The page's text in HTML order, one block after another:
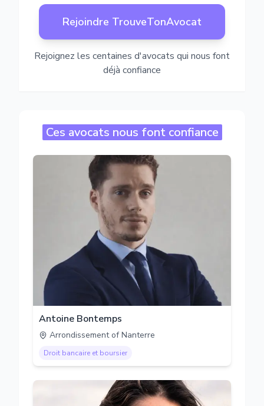
Rejoindre TrouveTonAvocat
Rejoignez les centaines d'avocats qui nous font
déjà confiance
Ces avocats nous font confiance
Antoine Bontemps
Arrondissement of Nanterre
Droit bancaire et boursier